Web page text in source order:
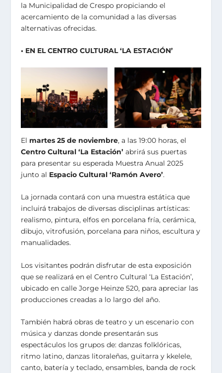
la Municipalidad de Crespo propiciando el
acercamiento de la comunidad a las diversas
alternativas ofrecidas.
• EN EL CENTRO CULTURAL ‘LA ESTACIÓN’
El martes 25 de noviembre, a las 19:00 horas, el
Centro Cultural ‘La Estación’ abrirá sus puertas
para presentar su esperada Muestra Anual 2025
junto al Espacio Cultural ‘Ramón Avero’.
La jornada contará con una muestra estática que
incluirá trabajos de diversas disciplinas artísticas:
realismo, pintura, elfos en porcelana fría, cerámica,
dibujo, vitrofusión, porcelana para niños, escultura y
manualidades.
Los visitantes podrán disfrutar de esta exposición
que se realizará en el Centro Cultural ‘La Estación’,
ubicado en calle Jorge Heinze 520, para apreciar las
producciones creadas a lo largo del año.
También habrá obras de teatro y un escenario con
música y danzas donde presentarán sus
espectáculos los grupos de: danzas folklóricas,
ritmo latino, danzas litoraleñas, guitarra y kkelele,
canto, batería y teclado, ensambles, banda de rock